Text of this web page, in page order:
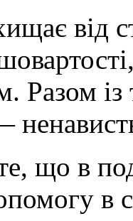
від
Разом
що в
в